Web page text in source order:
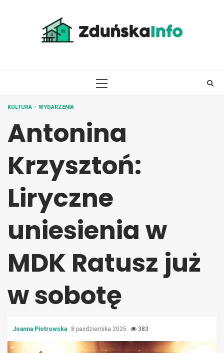
PRIMARY
KULTURA WYDARZENIA
Antonina
Krzysztoń:
Liryczne
uniesienia w
MDK Ratusz już
w sobotę
Joanna Piotrowska 8 października 2025 383